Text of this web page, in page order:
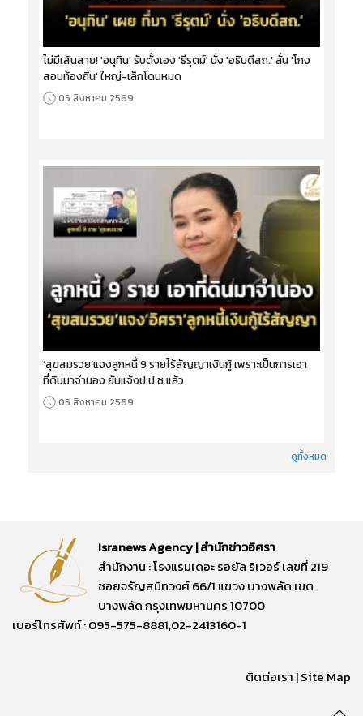
ไม่มีเส้นสาย! 'อนุทิน' รับตั้งเอง 'ธีรุตม์' นั่ง 'อธิบดีสถ.' ลั่น 'โกง
สอบท้องถิ่น' ใหญ่-เล็กโดนหมด
05 สิงหาคม 2569
‘สุขสมรวย’แจงลูกหนี้ 9 รายไร้สัญญาเงินกู้ เพราะเป็นการเอา
ที่ดินมาจำนอง ยันแจ้งป.ป.ช.แล้ว
05 สิงหาคม 2569
ดูทั้งหมด
Isranews Agency | สำนักข่าวอิศรา
สำนักงาน : โรงแรมเดอะ รอยัล ริเวอร์ เลขที่ 219
ซอยจรัญสนิทวงศ์ 66/1 แขวง บางพลัด เขต
บางพลัด กรุงเทพมหานคร 10700
เบอร์โทรศัพท์ : 095-575-8881,02-2413160-1
ติดต่อเรา |Site Map